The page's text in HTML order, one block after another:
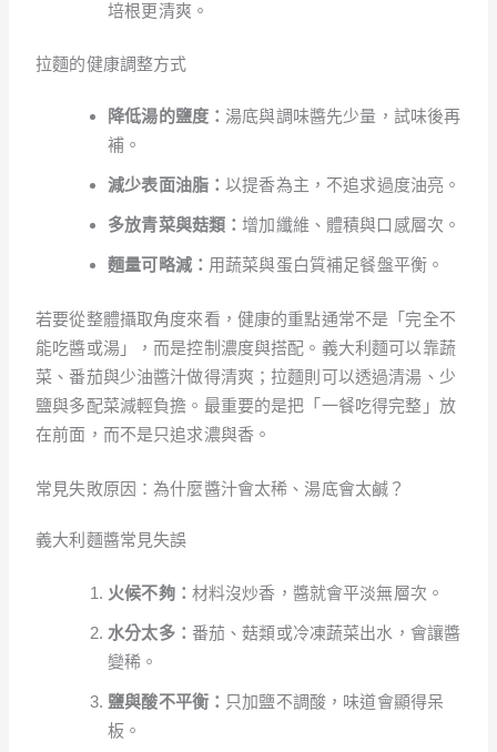
培根更清爽。
拉麵的健康調整方式
降低湯的鹽度： 湯底與調味醬先少量，試味後再
補。
減少表面油脂：以提香為主，不追求過度油亮。
多放青菜與菇類：增加纖維、體積與口感層次。
麵量可略減： 用蔬菜與蛋白質補足餐盤平衡。
若要從整體攝取角度來看，健康的重點通常不是「完全不
能吃醬或湯」，而是控制濃度與搭配。義大利麵可以靠蔬
菜、番茄與少油醬汁做得清爽；拉麵則可以透過清湯、少
鹽與多配菜減輕負擔。最重要的是把「一餐吃得完整」放
在前面，而不是只追求濃與香。
常見失敗原因：為什麼醬汁會太稀、湯底會太鹹？
義大利麵醬常見失誤
火候不夠： 材料沒炒香，醬就會平淡無層次。
水分太多： 番茄、菇類或冷凍蔬菜出水，會讓醬
變稀。
鹽與酸不平衡： 只加鹽不調酸，味道會顯得呆
板。